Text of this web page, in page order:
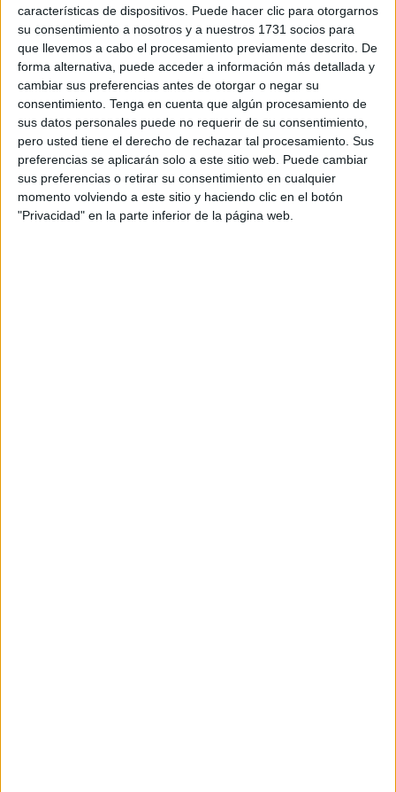
características de dispositivos. Puede hacer clic para otorgarnos
su consentimiento a nosotros y a nuestros 1731 socios para
que llevemos a cabo el procesamiento previamente descrito. De
forma alternativa, puede acceder a información más detallada y
cambiar sus preferencias antes de otorgar o negar su
consentimiento. Tenga en cuenta que algún procesamiento de
sus datos personales puede no requerir de su consentimiento,
pero usted tiene el derecho de rechazar tal procesamiento. Sus
preferencias se aplicarán solo a este sitio web. Puede cambiar
sus preferencias o retirar su consentimiento en cualquier
momento volviendo a este sitio y haciendo clic en el botón
"Privacidad" en la parte inferior de la página web.
actividades que contará con la participación de 50 o más
asistentes. Por ello, nuestra ciudad ha habilitado el correo
sanidadprevención@ceuta.es para que los organizadores
y promotores de estos eventos envíen el preceptivo plan
de contingencia, en el que se deberá incluir una carta
justificativa del acto social donde figure lugar de su
realización, día y hora, listado de los asistentes, así como
cualquier otro aspecto considerado de relevancia sanitaria.
Este plan será igualmente autorizado previamente por la
autoridad sanitaria, si no no podrá llevarse a cabo.